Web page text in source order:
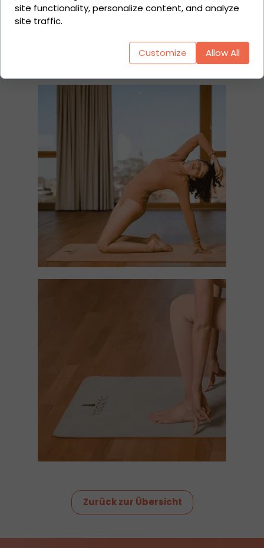
Zurück zur Übersicht
site functionality, personalize content, and analyze
site traffic.
Customize Allow All